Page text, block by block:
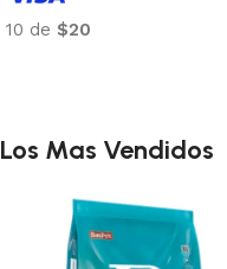
10 de $20
Los Mas Vendidos